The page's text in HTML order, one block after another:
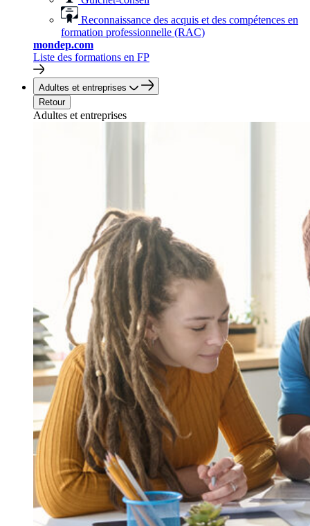
Reconnaissance des acquis et des compétences en
formation professionnelle (RAC)
mondep.com
Liste des formations en FP
Adultes et entreprises
Retour
Adultes et entreprises